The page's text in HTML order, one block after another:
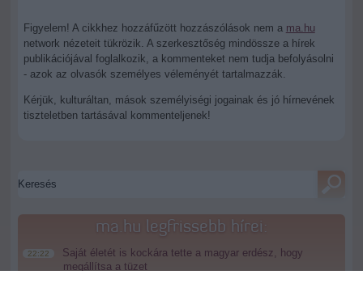
Figyelem! A cikkhez hozzáfűzött hozzászólások nem a ma.hu
network nézeteit tükrözik. A szerkesztőség mindössze a hírek
publikációjával foglalkozik, a kommenteket nem tudja befolyásolni
- azok az olvasók személyes véleményét tartalmazzák.
Kérjük, kulturáltan, mások személyiségi jogainak és jó hírnevének
tiszteletben tartásával kommenteljenek!
ma.hu legfrissebb hírei:
22:22
Saját életét is kockára tette a magyar erdész, hogy
megállítsa a tüzet